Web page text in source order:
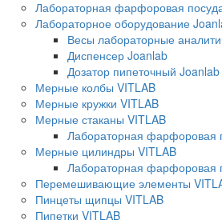
Лабораторная фарфоровая
Лабораторное оборудование
Весы лабораторные
Диспенсер Joanlab
Дозатор пипеточный Joanlab
Мерные колбы VITLAB
Мерные кружки VITLAB
Мерные стаканы VITLAB
Лабораторная фарфоровая
Мерные цилиндры VITLAB
Лабораторная фарфоровая
Перемешивающие элементы
Пинцеты щипцы VITLAB
Пипетки VITLAB